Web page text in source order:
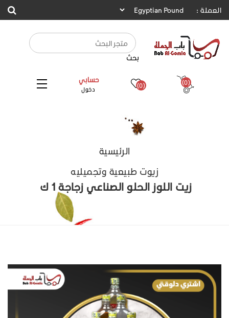
العملة :
بحث
حسابي
دخول (0) (0)
الرئيسية
زيوت طبيعية وتجميليه
زيت اللوز الحلو الصناعي زجاجة 1 ك